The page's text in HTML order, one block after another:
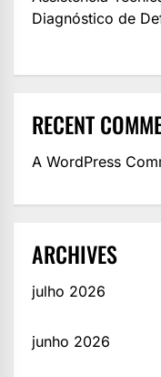
Diagnóstico de
RECENT
A WordPress
ARCHIVES
julho 2026
junho 2026